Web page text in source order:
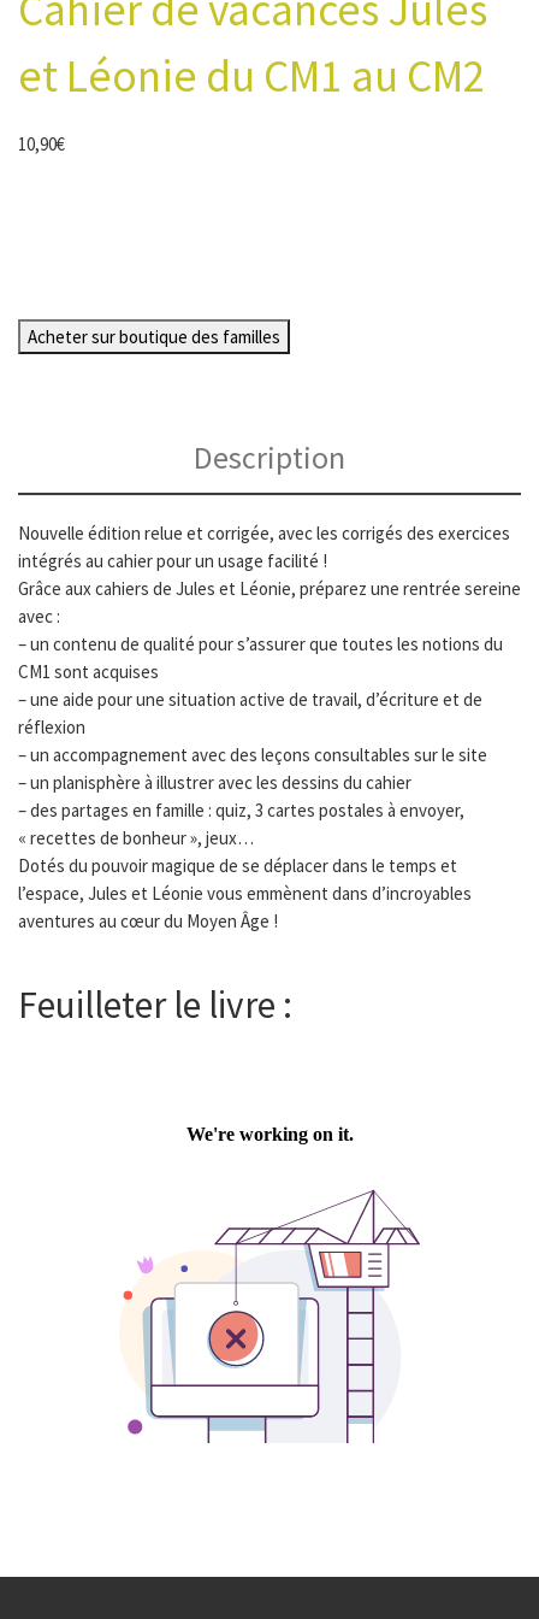
et Léonie du CM1 au CM2
10,90€
Acheter sur boutique des familles
Description
Nouvelle édition relue et corrigée, avec les corrigés des exercices
intégrés au cahier pour un usage facilité !
Grâce aux cahiers de Jules et Léonie, préparez une rentrée sereine
avec :
– un contenu de qualité pour s’assurer que toutes les notions du
CM1 sont acquises
– une aide pour une situation active de travail, d’écriture et de
réflexion
– un accompagnement avec des leçons consultables sur le site
– un planisphère à illustrer avec les dessins du cahier
– des partages en famille : quiz, 3 cartes postales à envoyer,
« recettes de bonheur », jeux…
Dotés du pouvoir magique de se déplacer dans le temps et
l’espace, Jules et Léonie vous emmènent dans d’incroyables
aventures au cœur du Moyen Âge !
Feuilleter le livre :